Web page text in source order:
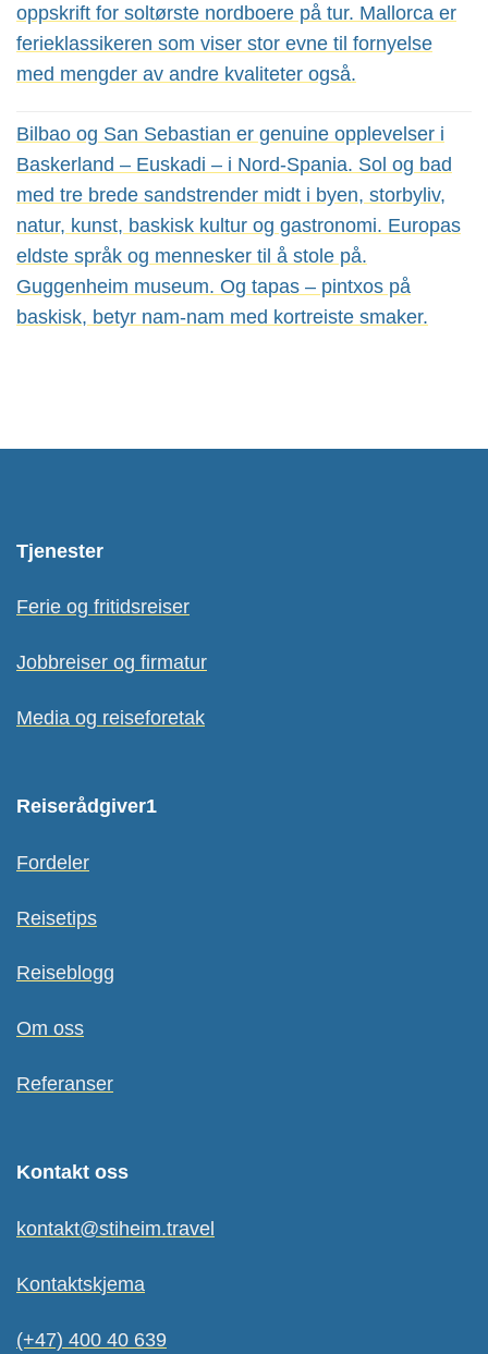
oppskrift for soltørste nordboere på tur. Mallorca er
ferieklassikeren som viser stor evne til fornyelse
med mengder av andre kvaliteter også.
Bilbao og San Sebastian er genuine opplevelser i
Baskerland – Euskadi – i Nord-Spania. Sol og bad
med tre brede sandstrender midt i byen, storbyliv,
natur, kunst, baskisk kultur og gastronomi. Europas
eldste språk og mennesker til å stole på.
Guggenheim museum. Og tapas – pintxos på
baskisk, betyr nam-nam med kortreiste smaker.
Tjenester
Ferie og fritidsreiser
Jobbreiser og firmatur
Media og reiseforetak
Reiserådgiver1
Fordeler
Reisetips
Reiseblogg
Om oss
Referanser
Kontakt oss
kontakt@stiheim.travel
Kontaktskjema
(+47) 400 40 639